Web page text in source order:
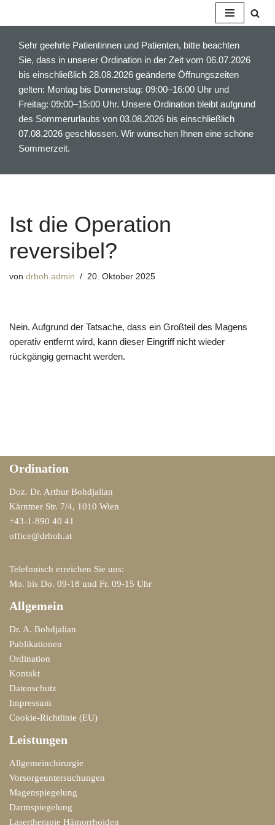
e
Sehr geehrte Patientinnen und Patienten, bitte beachten
Sie, dass in unserer Ordination in der Zeit vom 06.07.2026
bis einschließlich 28.08.2026 geänderte Öffnungszeiten
gelten: Montag bis Donnerstag: 09:00–16:00 Uhr und
Freitag: 09:00–15:00 Uhr. Unsere Ordination bleibt aufgrund
des Sommerurlaubs von 03.08.2026 bis einschließlich
07.08.2026 geschlossen. Wir wünschen Ihnen eine schöne
Sommerzeit.
Ist die Operation
reversibel?
von drboh.admin 20. Oktober 2025
Nein. Aufgrund der Tatsache, dass ein Großteil des Magens
operativ entfernt wird, kann dieser Eingriff nicht wieder
rückgängig gemacht werden.
Ordination
Doz. Dr. Arthur Bohdjalian
Kärntner Str. 7/4, 1010 Wien
+43-1-890 40 41
office@drboh.at
Telefonisch erreichen Sie uns:
Mo. bis Do. 09-18 und Fr. 09-15 Uhr
Allgemein
Dr. A. Bohdjalian
Publikationen
Ordination
Kontakt
Datenschutz
Impressum
Cookie-Richtlinie (EU)
Leistungen
Allgemeinchirurgie
Vorsorgeuntersuchungen
Magenspiegelung
Darmspiegelung
Lasertherapie Hämorrhoiden